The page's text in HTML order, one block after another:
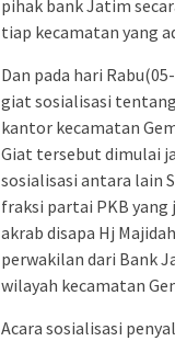
pihak bank Jatim
tiap kecamatan yang
Dan pada hari
giat sosialisasi
kantor kecamatan
Giat tersebut dimulai
sosialisasi antara lain
fraksi partai PKB yang
akrab disapa Hj
perwakilan dari Bank
wilayah kecamatan
Acara sosialisasi